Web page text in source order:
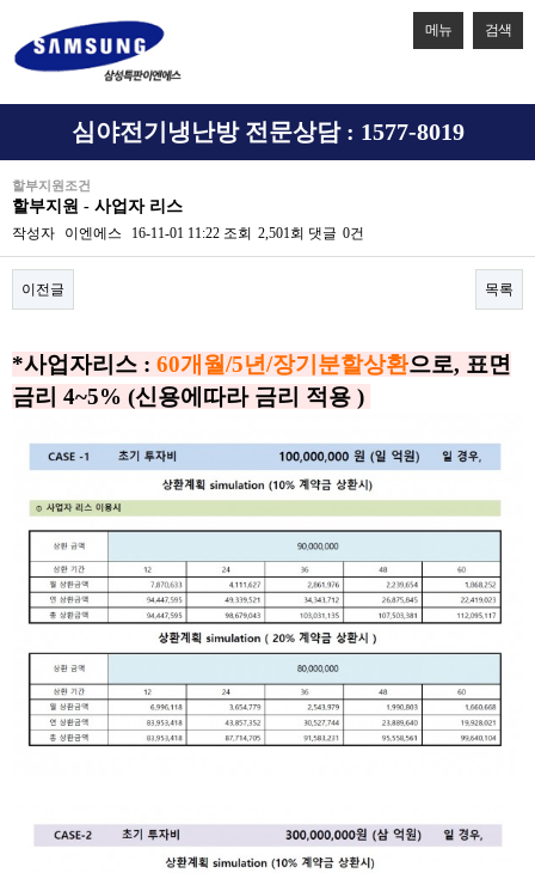
메뉴 검색
심야전기냉난방 전문상담 : 1577-8019
할부지원조건
할부지원 - 사업자 리스
작성자 이엔에스 16-11-01 11:22 조회 2,501회 댓글 0건
이전글 목록
*사업자리스 : 60개월/5년/장기분할상환으로, 표면
금리 4~5% (신용에따라 금리 적용 )